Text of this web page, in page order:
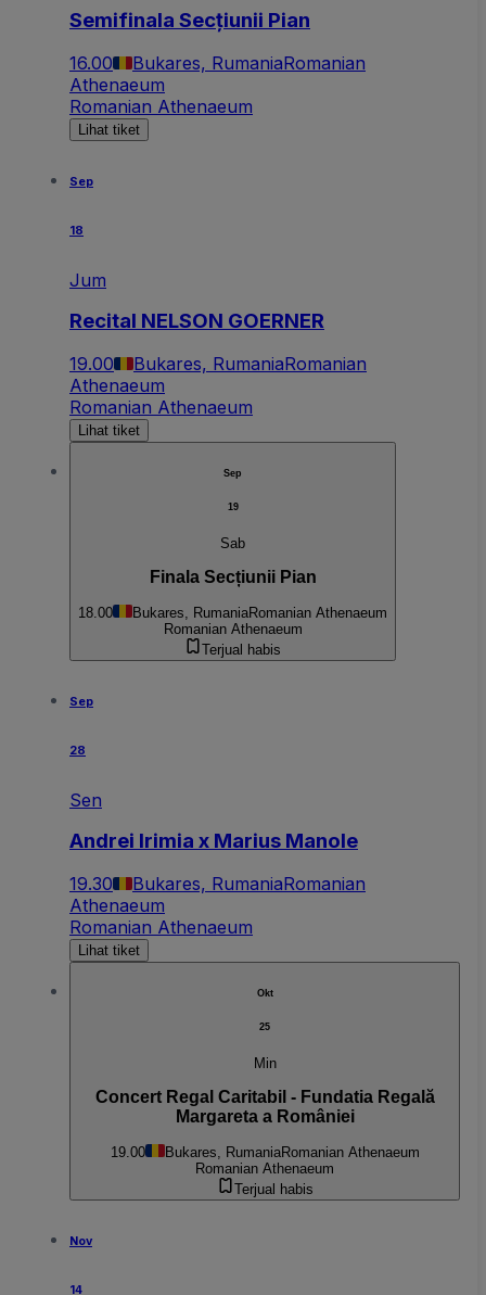
Semifinala Secțiunii Pian
16.00 Bukares, RumaniaRomanian
Athenaeum
Romanian Athenaeum
Lihat tiket
Sep
18
Jum
Recital NELSON GOERNER
19.00 Bukares, RumaniaRomanian
Athenaeum
Romanian Athenaeum
Lihat tiket
Sep
19
Sab
Finala Secțiunii Pian
18.00 Bukares, RumaniaRomanian Athenaeum
Romanian Athenaeum
Terjual habis
Sep
28
Sen
Andrei Irimia x Marius Manole
19.30 Bukares, RumaniaRomanian
Athenaeum
Romanian Athenaeum
Lihat tiket
Okt
25
Min
Concert Regal Caritabil - Fundatia Regală
Margareta a României
19.00 Bukares, RumaniaRomanian Athenaeum
Romanian Athenaeum
Terjual habis
Nov
14